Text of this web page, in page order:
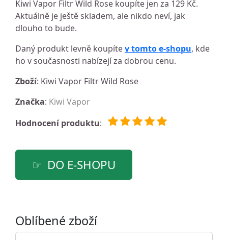
Kiwi Vapor Filtr Wild Rose koupíte jen za 129 Kč.
Aktuálně je ještě skladem, ale nikdo neví, jak
dlouho to bude.
Daný produkt levně koupítev tomto e-shopu, kde
ho v současnosti nabízejí za dobrou cenu.
Zboží: Kiwi Vapor Filtr Wild Rose
Značka: Kiwi Vapor
Hodnocení produktu:
DO E-SHOPU
Oblíbené zboží